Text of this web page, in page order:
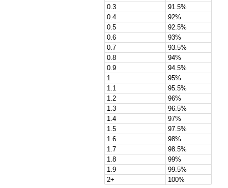
0.3
91.5%
0.4
92%
0.5
92.5%
0.6
93%
0.7
93.5%
0.8
94%
0.9
94.5%
1
95%
1.1
95.5%
1.2
96%
1.3
96.5%
1.4
97%
1.5
97.5%
1.6
98%
1.7
98.5%
1.8
99%
1.9
99.5%
2+
100%